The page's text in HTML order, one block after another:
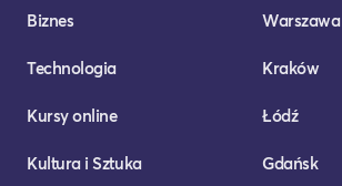
Biznes
Technologia
Kursy online
Kultura i Sztuka
Warszawa
Kraków
Łódź
Gdańsk